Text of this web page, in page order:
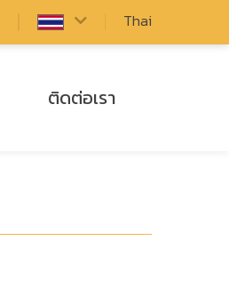
Thai
ติดต่อเรา